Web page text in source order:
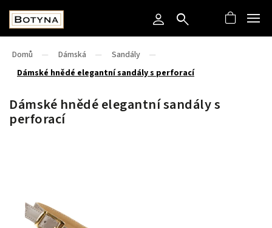
Domů / Dámská / Sandály
/
Dámské hnědé elegantní sandály s perforací
Dámské hnědé elegantní sandály s
perforací